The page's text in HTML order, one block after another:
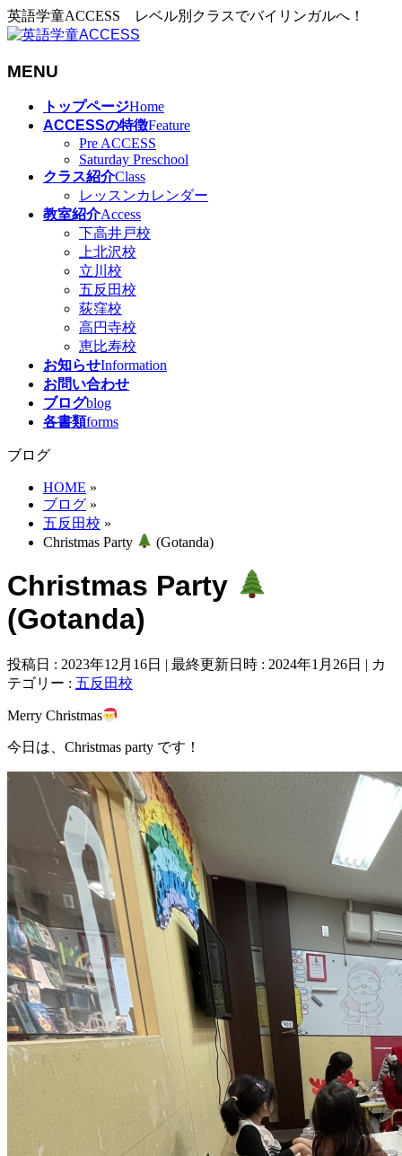
英語学童ACCESS レベル別クラスでバイリンガルへ！
MENU
トップページHome
ACCESSの特徴Feature
Pre ACCESS
Saturday Preschool
クラス紹介Class
レッスンカレンダー
教室紹介Access
下高井戸校
上北沢校
立川校
五反田校
荻窪校
高円寺校
恵比寿校
お知らせInformation
お問い合わせ
ブログblog
各書類forms
ブログ
HOME »
ブログ »
五反田校 »
Christmas Party
(Gotanda)
Christmas Party
(Gotanda)
投稿日 : 2023年12月16日 最終更新日時 : 2024年1月26日
カ
テゴリー : 五反田校
Merry Christmas
今日は、Christmas party です！